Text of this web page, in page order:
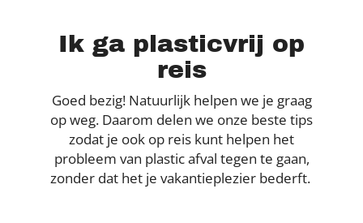
Ik ga plasticvrij op
reis
Goed bezig! Natuurlijk helpen we je graag
op weg. Daarom delen we onze beste tips
zodat je ook op reis kunt helpen het
probleem van plastic afval tegen te gaan,
zonder dat het je vakantieplezier bederft.